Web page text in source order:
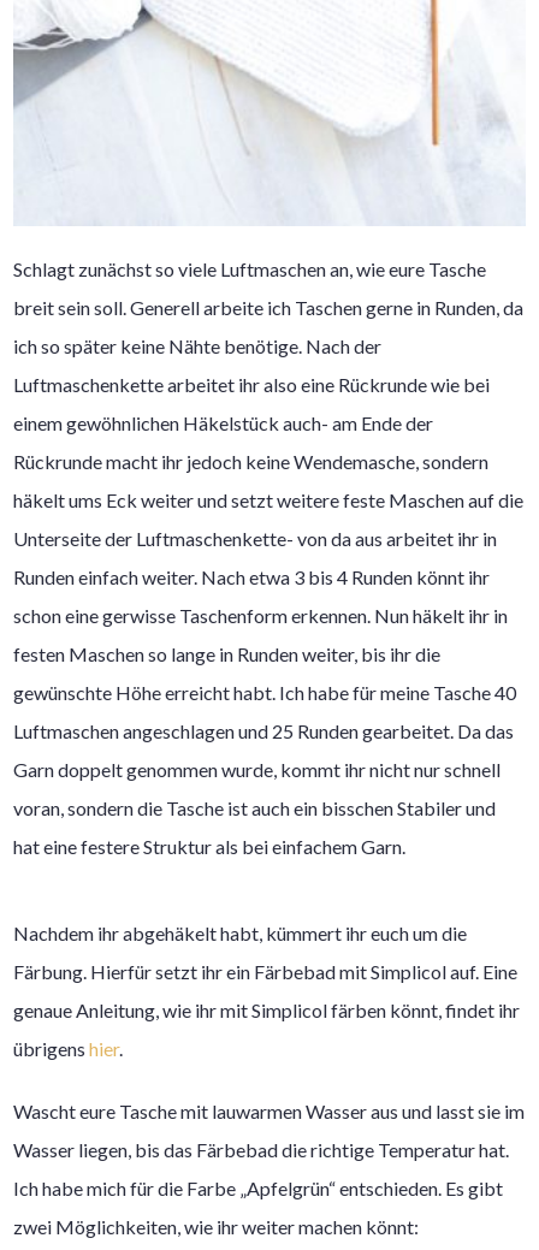
Schlagt zunächst so viele Luftmaschen an, wie eure Tasche
breit sein soll. Generell arbeite ich Taschen gerne in Runden, da
ich so später keine Nähte benötige. Nach der
Luftmaschenkette arbeitet ihr also eine Rückrunde wie bei
einem gewöhnlichen Häkelstück auch- am Ende der
Rückrunde macht ihr jedoch keine Wendemasche, sondern
häkelt ums Eck weiter und setzt weitere feste Maschen auf die
Unterseite der Luftmaschenkette- von da aus arbeitet ihr in
Runden einfach weiter. Nach etwa 3 bis 4 Runden könnt ihr
schon eine gerwisse Taschenform erkennen. Nun häkelt ihr in
festen Maschen so lange in Runden weiter, bis ihr die
gewünschte Höhe erreicht habt. Ich habe für meine Tasche 40
Luftmaschen angeschlagen und 25 Runden gearbeitet. Da das
Garn doppelt genommen wurde, kommt ihr nicht nur schnell
voran, sondern die Tasche ist auch ein bisschen Stabiler und
hat eine festere Struktur als bei einfachem Garn.
Nachdem ihr abgehäkelt habt, kümmert ihr euch um die
Färbung. Hierfür setzt ihr ein Färbebad mit Simplicol auf. Eine
genaue Anleitung, wie ihr mit Simplicol färben könnt, findet ihr
übrigenshier.
Wascht eure Tasche mit lauwarmen Wasser aus und lasst sie im
Wasser liegen, bis das Färbebad die richtige Temperatur hat.
Ich habe mich für die Farbe „Apfelgrün“ entschieden. Es gibt
zwei Möglichkeiten, wie ihr weiter machen könnt: